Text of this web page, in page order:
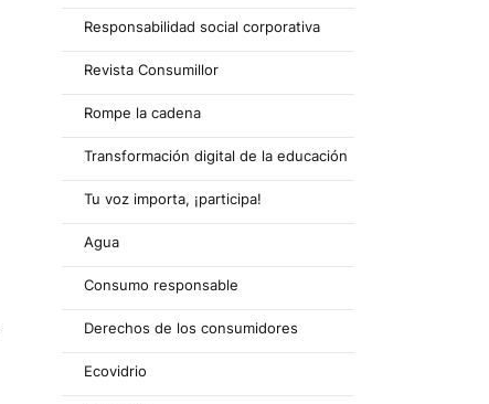
Responsabilidad social corporativa
Revista Consumillor
Rompe la cadena
Transformación digital de la educación
Tu voz importa, ¡participa!
Agua
Consumo responsable
Derechos de los consumidores
Ecovidrio